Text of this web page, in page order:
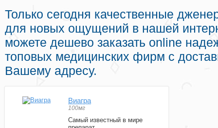
Только сегодня качественные
для новых ощущений в нашей
можете дешево заказать online
топовых медицинских фирм с
Вашему адресу.
Виагра
100мг
Самый известный в мире